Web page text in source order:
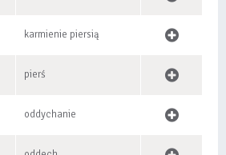
karmienie piersią
pierś
oddychanie